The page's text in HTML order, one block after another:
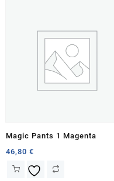
Magic Pants 1 Magenta
46,80 €